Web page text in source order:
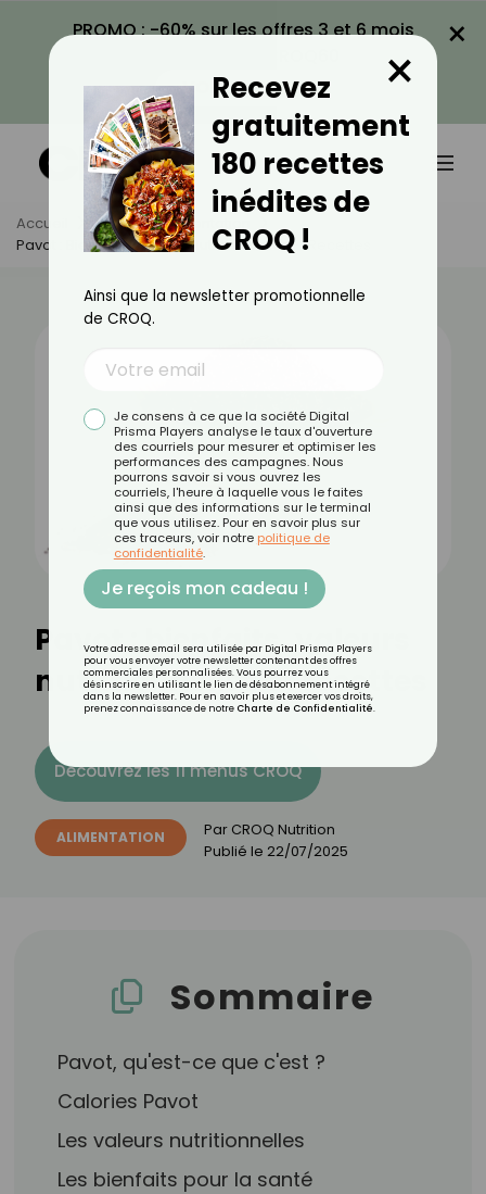
PROMO : -60% sur les offres 3 et 6 mois
VOIR LA PROMO
×
Accueil Actus
Alimentation
Pavot : Bienfaits, Valeurs Nutritionnelles Et Recettes
Pavot : bienfaits, valeurs
nutritionnelles et recettes
Découvrez les 11 menus CROQ
ALIMENTATION Par CROQ Nutrition
Publié le 22/07/2025
Sommaire
Pavot, qu'est-ce que c'est ?
Calories Pavot
Les valeurs nutritionnelles
Les bienfaits pour la santé
Recevez
gratuitement
180 recettes
inédites de
CROQ !
×
Ainsi que la newsletter promotionnelle
de CROQ.
Je consens à ce que la société Digital
Prisma Players analyse le taux d'ouverture
des courriels pour mesurer et optimiser les
performances des campagnes. Nous
pourrons savoir si vous ouvrez les
courriels, l'heure à laquelle vous le faites
ainsi que des informations sur le terminal
que vous utilisez. Pour en savoir plus sur
ces traceurs, voir notre politique de
confidentialité.
Je reçois mon cadeau !
Votre adresse email sera utilisée par Digital Prisma Players
pour vous envoyer votre newsletter contenant des offres
commerciales personnalisées. Vous pourrez vous
désinscrire en utilisant le lien de désabonnement intégré
dans la newsletter. Pour en savoir plus et exercer vos droits,
prenez connaissance de notre Charte de Confidentialité.